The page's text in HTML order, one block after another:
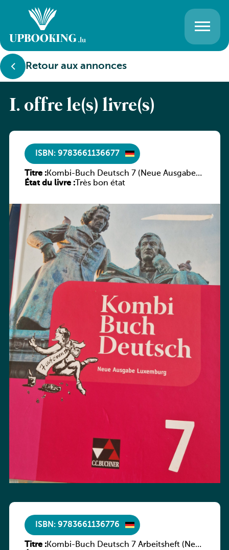
Retour aux annonces
I. offre le(s) livre(s)
ISBN: 9783661136677
Titre :Kombi-Buch Deutsch 7 (Neue Ausgabe
Luxemburg)
État du livre :Très bon état
ISBN: 9783661136776
Titre :Kombi-Buch Deutsch 7 Arbeitsheft (Neue